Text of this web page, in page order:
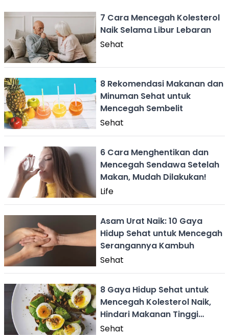
7 Cara Mencegah Kolesterol
Naik Selama Libur Lebaran
Sehat
8 Rekomendasi Makanan dan
Minuman Sehat untuk
Mencegah Sembelit
Sehat
6 Cara Menghentikan dan
Mencegah Sendawa Setelah
Makan, Mudah Dilakukan!
Life
Asam Urat Naik: 10 Gaya
Hidup Sehat untuk Mencegah
Serangannya Kambuh
Sehat
8 Gaya Hidup Sehat untuk
Mencegah Kolesterol Naik,
Hindari Makanan Tinggi
Lemak
Sehat